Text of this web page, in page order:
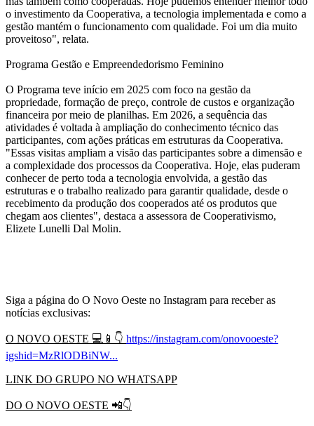
o investimento da Cooperativa, a tecnologia implementada e como a
gestão mantém o funcionamento com qualidade. Foi um dia muito
proveitoso", relata.
Programa Gestão e Empreendedorismo Feminino
O Programa teve início em 2025 com foco na gestão da
propriedade, formação de preço, controle de custos e organização
financeira por meio de planilhas. Em 2026, a sequência das
atividades é voltada à ampliação do conhecimento técnico das
participantes, com ações práticas em estruturas da Cooperativa.
"Essas visitas ampliam a visão das participantes sobre a dimensão e
a complexidade dos processos da Cooperativa. Hoje, elas puderam
conhecer de perto toda a tecnologia envolvida, a gestão das
estruturas e o trabalho realizado para garantir qualidade, desde o
recebimento da produção dos cooperados até os produtos que
chegam aos clientes", destaca a assessora de Cooperativismo,
Elizete Lunelli Dal Molin.
Siga a página do O Novo Oeste no Instagram para receber as
notícias exclusivas:
O NOVO OESTE 💻📱👇 https://instagram.com/onovooeste?
igshid=MzRlODBiNW...
LINK DO GRUPO NO WHATSAPP
DO O NOVO OESTE 📲👇